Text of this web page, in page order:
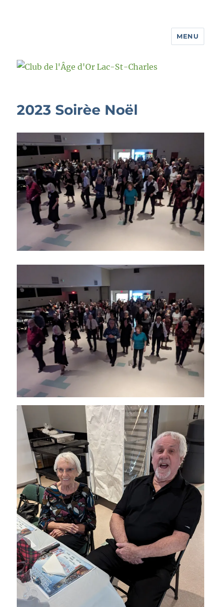
Club de l'Âge d'Or Lac-St-Charles
MENU
2023 Soirèe Noël